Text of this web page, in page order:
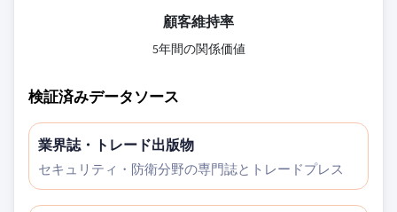
顧客維持率
5年間の関係価値
検証済みデータソース
業界誌・トレード出版物
セキュリティ・防衛分野の専門誌とトレードプレス